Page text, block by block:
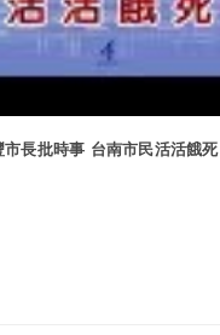
市長批時事 台南市民活活餓死